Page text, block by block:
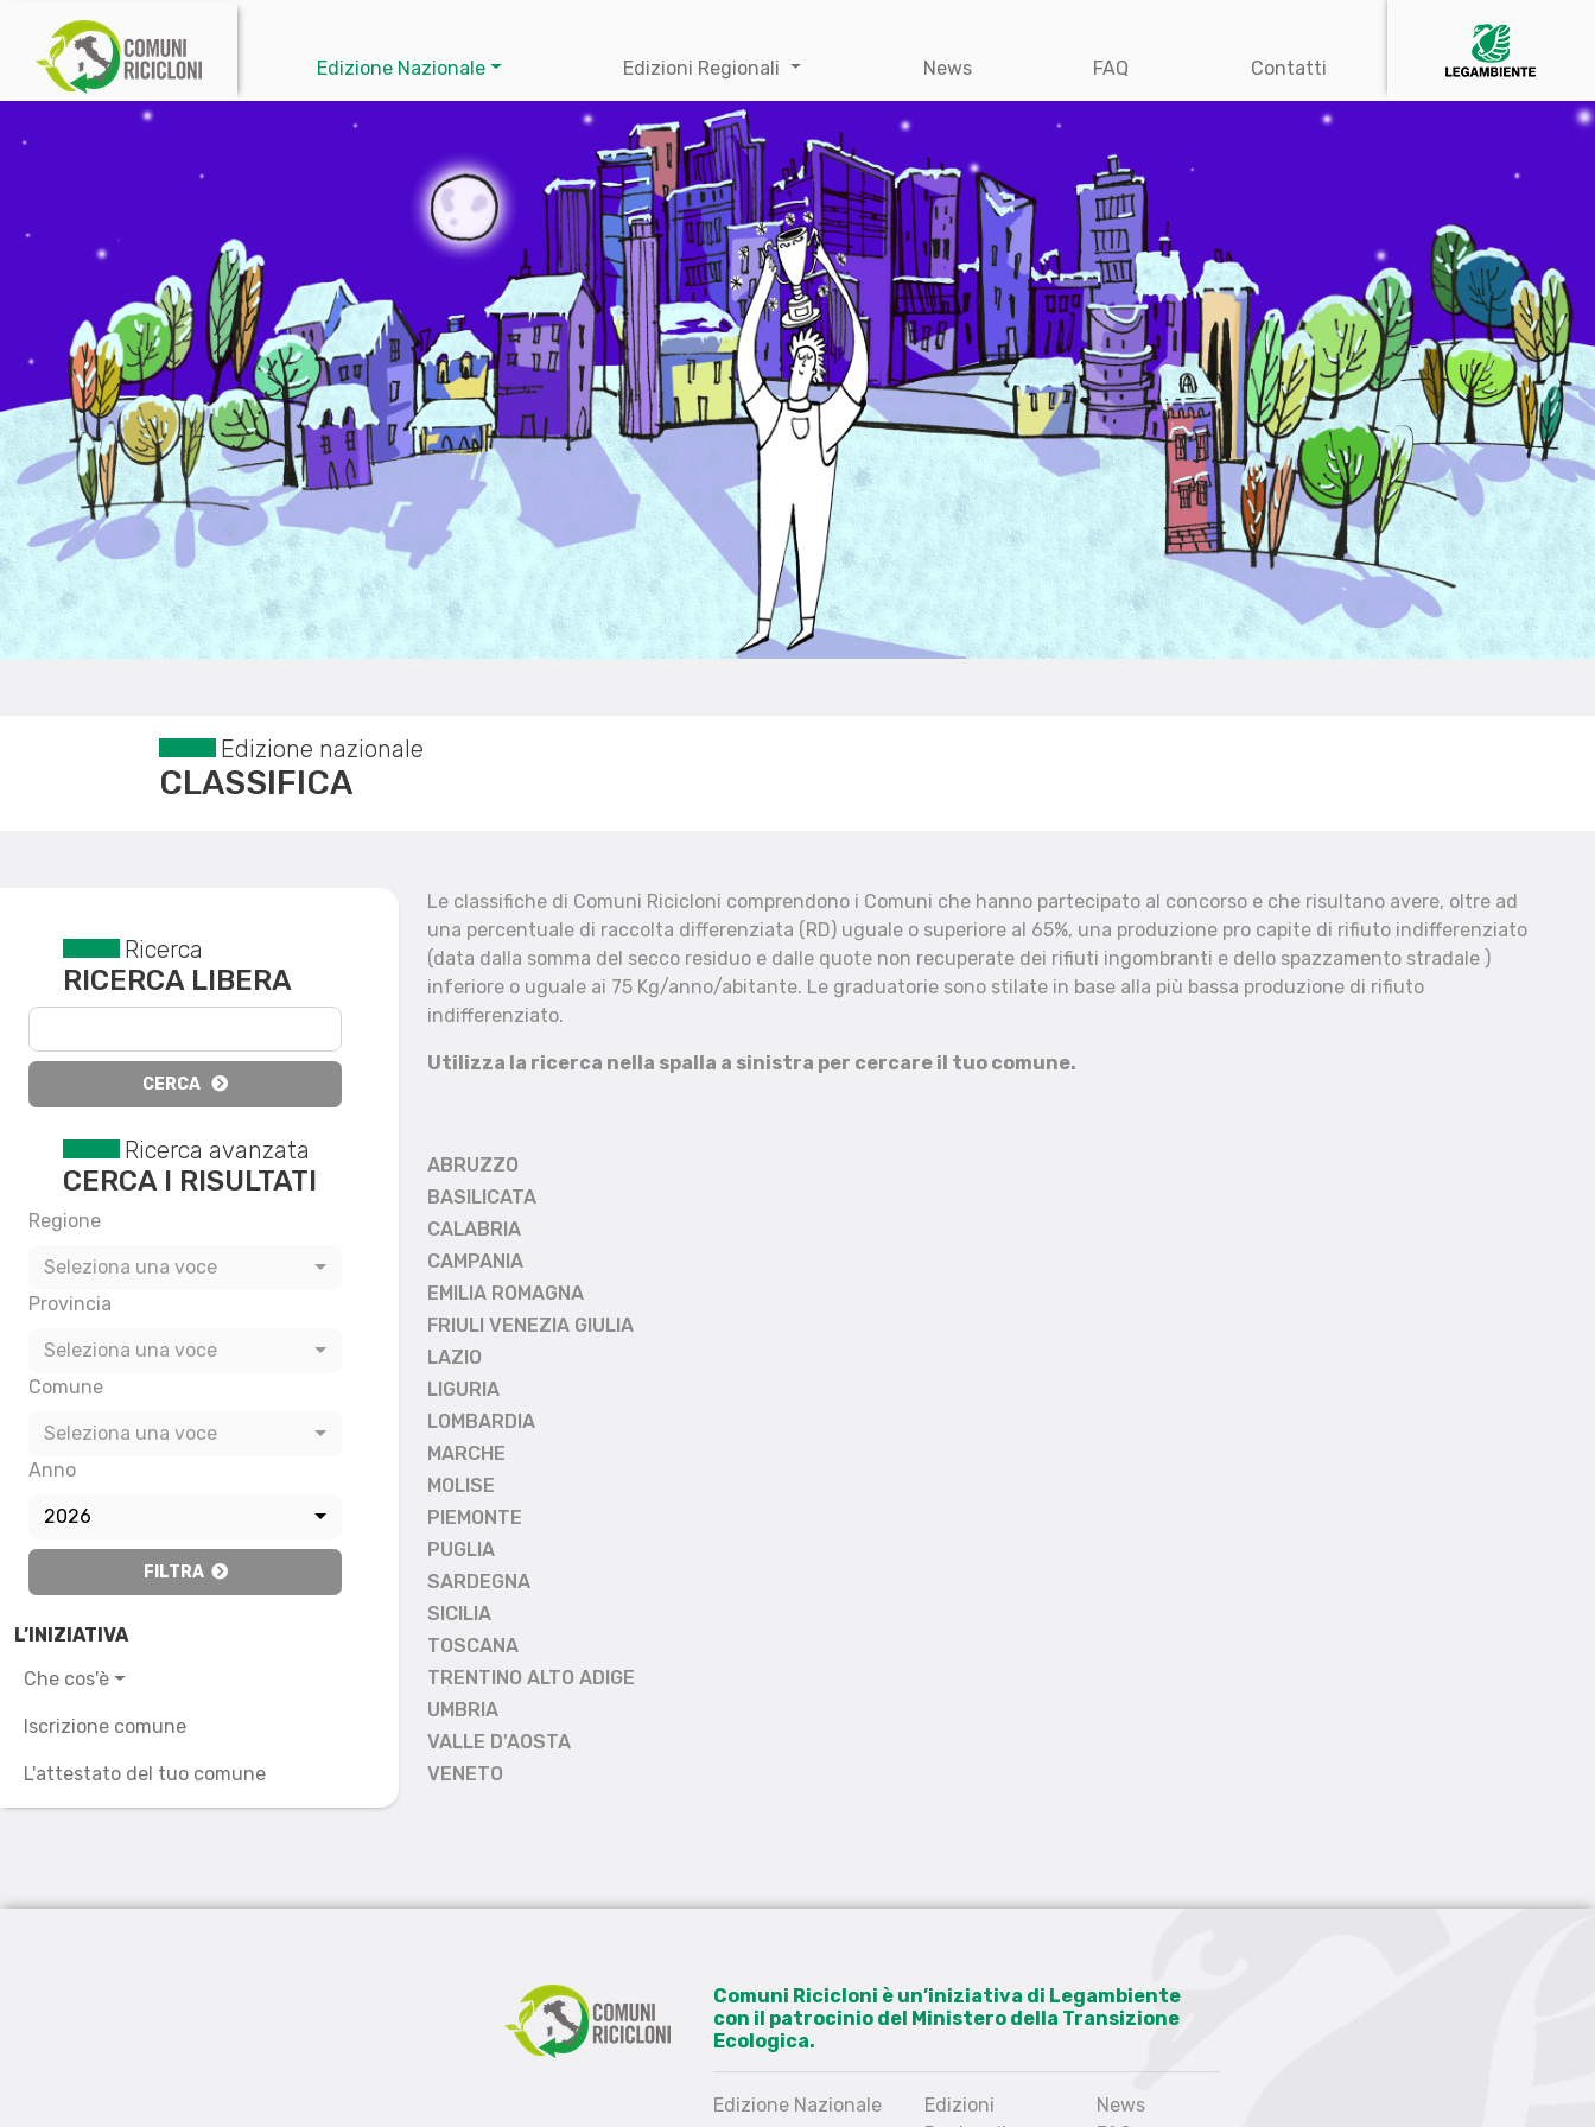
Edizione Nazionale Edizioni Regionali News FAQ Contatti
Edizione nazionale
CLASSIFICA
Reset filtri
Ricerca
RICERCA LIBERA
CERCA
Ricerca avanzata
CERCA I RISULTATI
Regione
Seleziona una voce
Provincia
Seleziona una voce
Comune
Seleziona una voce
Anno
2026
FILTRA
L’INIZIATIVA
Che cos'è
Iscrizione comune
L'attestato del tuo comune
Le classifiche di Comuni Ricicloni comprendono i Comuni che hanno partecipato al concorso e che risultano avere, oltre ad
una percentuale di raccolta differenziata (RD) uguale o superiore al 65%, una produzione pro capite di rifiuto indifferenziato
(data dalla somma del secco residuo e dalle quote non recuperate dei rifiuti ingombranti e dello spazzamento stradale )
inferiore o uguale ai 75 Kg/anno/abitante. Le graduatorie sono stilate in base alla più bassa produzione di rifiuto
indifferenziato.
Utilizza la ricerca nella spalla a sinistra per cercare il tuo comune.
ABRUZZO
BASILICATA
CALABRIA
CAMPANIA
EMILIA ROMAGNA
FRIULI VENEZIA GIULIA
LAZIO
LIGURIA
LOMBARDIA
MARCHE
MOLISE
PIEMONTE
PUGLIA
SARDEGNA
SICILIA
TOSCANA
TRENTINO ALTO ADIGE
UMBRIA
VALLE D'AOSTA
VENETO
Comuni Ricicloni è un’iniziativa di Legambiente
con il patrocinio del Ministero della Transizione
Ecologica.
Edizione Nazionale
Edizioni
News